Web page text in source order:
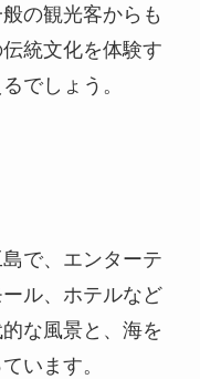
の観光客からも
統文化を体験す
でしょう。
で、エンターテ
ル、ホテルなど
な風景と、海を
います。